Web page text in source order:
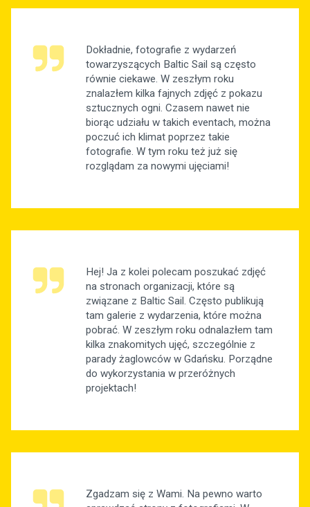
Dokładnie, fotografie z wydarzeń
towarzyszących Baltic Sail są często
równie ciekawe. W zeszłym roku
znalazłem kilka fajnych zdjęć z pokazu
sztucznych ogni. Czasem nawet nie
biorąc udziału w takich eventach, można
poczuć ich klimat poprzez takie
fotografie. W tym roku też już się
rozglądam za nowymi ujęciami!
Hej! Ja z kolei polecam poszukać zdjęć
na stronach organizacji, które są
związane z Baltic Sail. Często publikują
tam galerie z wydarzenia, które można
pobrać. W zeszłym roku odnalazłem tam
kilka znakomitych ujęć, szczególnie z
parady żaglowców w Gdańsku. Porządne
do wykorzystania w przeróżnych
projektach!
Zgadzam się z Wami. Na pewno warto